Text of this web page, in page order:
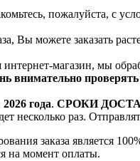
пожалуйста, с
Вы можете заказать
интернет-магазин, мы
внимательно проверять
года. СРОКИ
несколько раз.
заказа является
на момент оплаты.